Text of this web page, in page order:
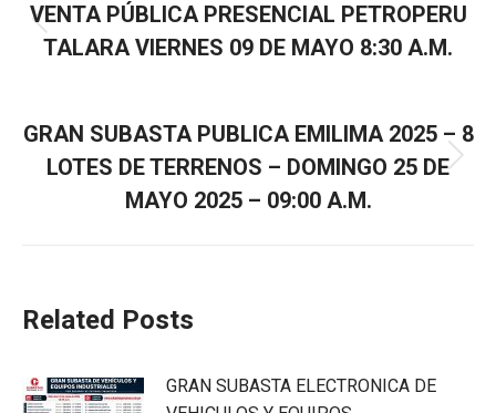
VENTA PÚBLICA PRESENCIAL PETROPERU
TALARA VIERNES 09 DE MAYO 8:30 A.M.
GRAN SUBASTA PUBLICA EMILIMA 2025 – 8
LOTES DE TERRENOS – DOMINGO 25 DE
MAYO 2025 – 09:00 A.M.
Related Posts
GRAN SUBASTA ELECTRONICA DE